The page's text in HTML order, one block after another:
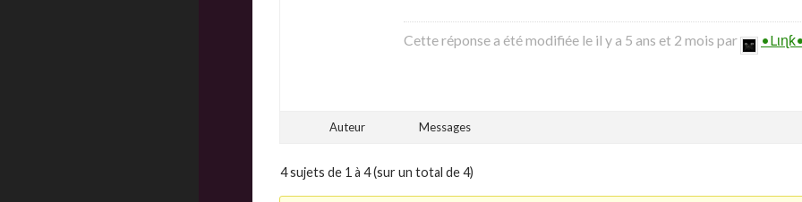
Cette réponse a été modifiée le il y a 5 ans et 2 mois par
Auteur Messages
4 sujets de 1 à 4 (sur un total de 4)